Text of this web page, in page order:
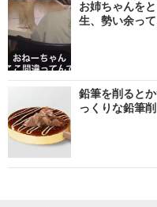
お姉ちゃんを
生、勢い余っ
鉛筆を削ると
っくりな鉛筆